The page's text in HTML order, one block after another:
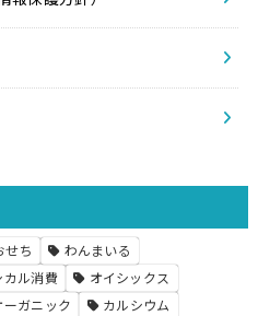
せち
わんまいる
カル消費
オイシックス
ーガニック
カルシウム